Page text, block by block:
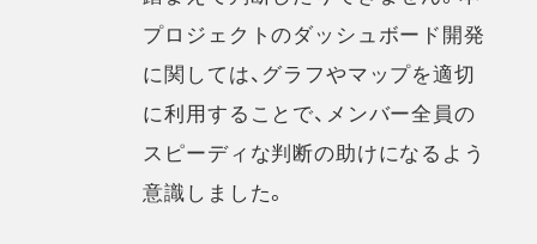
プロジェクトのダッシュボード開発
に関しては、グラフやマップを適切
に利用することで、メンバー全員の
スピーディな判断の助けになるよう
意識しました。